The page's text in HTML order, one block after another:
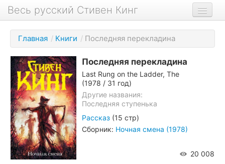
Весь русский Стивен Кинг
Книги
Фильмы
Аудиокниги
Новости сайта
Новости Кинга
Биография
О проекте
Главная / Книги / Последняя перекладина
Последняя перекладина
Last Rung on the Ladder, The
(1978 / 31 год)
Другие названия:
Последняя ступенька
Рассказ (15 стр)
Сборник: Ночная смена (1978)
20 008